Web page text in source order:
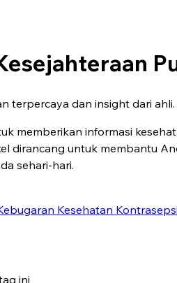
terpercaya dan insight dari ahli.
memberikan informasi
dirancang untuk membantu
sehari-hari.
Kesehatan Kontrasepsi
ini